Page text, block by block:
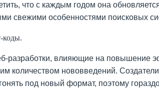
что с каждым годом она
свежими особенностями поисковых
коды.
разработки, влияющие на повышение
количеством нововведений.
под новый формат, поэтому